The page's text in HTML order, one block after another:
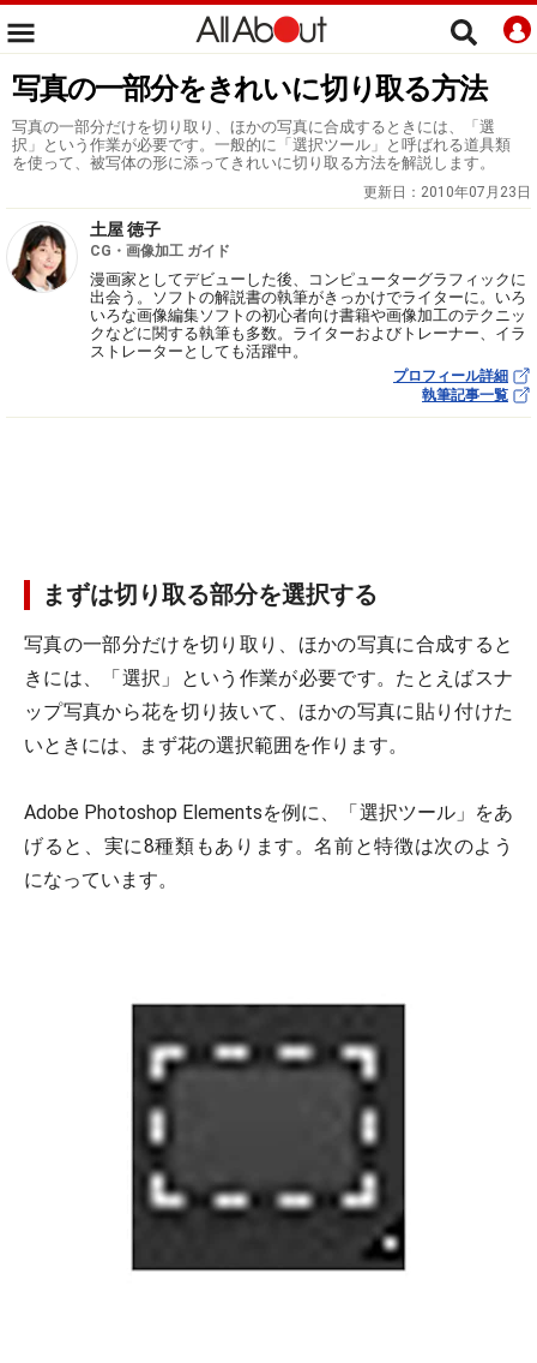
写真の一部分をきれいに切り取る方法
写真の一部分だけを切り取り、ほかの写真に合成するときには、「選
択」という作業が必要です。一般的に「選択ツール」と呼ばれる道具類
を使って、被写体の形に添ってきれいに切り取る方法を解説します。
更新日： 2010年07月23日
土屋 徳子
CG・画像加工 ガイド
漫画家としてデビューした後、コンピューターグラフィックに
出会う。ソフトの解説書の執筆がきっかけでライターに。いろ
いろな画像編集ソフトの初心者向け書籍や画像加工のテクニッ
クなどに関する執筆も多数。ライターおよびトレーナー、イラ
ストレーターとしても活躍中。
プロフィール詳細
執筆記事一覧
まずは切り取る部分を選択する
写真の一部分だけを切り取り、ほかの写真に合成すると
きには、「選択」という作業が必要です。たとえばスナ
ップ写真から花を切り抜いて、ほかの写真に貼り付けた
いときには、まず花の選択範囲を作ります。
Adobe Photoshop Elementsを例に、「選択ツール」をあ
げると、実に8種類もあります。名前と特徴は次のよう
になっています。